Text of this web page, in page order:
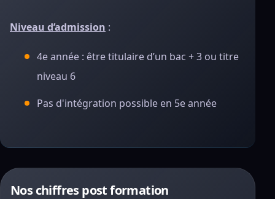
Niveau d’admission :
4e année : être titulaire d’un bac + 3 ou titre
niveau 6
Pas d'intégration possible en 5e année
Nos chiffres post formation